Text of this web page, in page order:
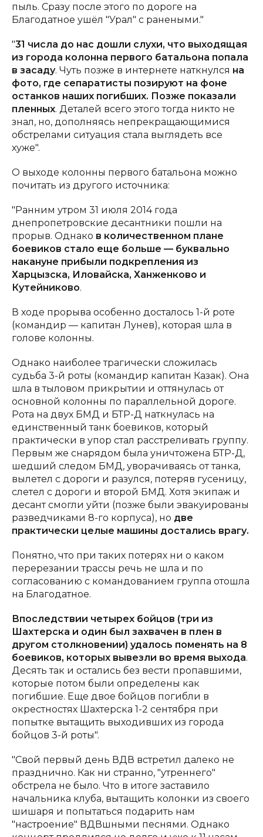
пыль. Сразу после этого по дороге на
Благодатное ушёл "Урал" с ранеными."
"31 числа до нас дошли слухи, что выходящая
из города колонна первого батальона попала
в засаду. Чуть позже в интернете наткнулся на
фото, где сепаратисты позируют на фоне
останков наших погибших. Позже показали
пленных. Деталей всего этого тогда никто не
знал, но, дополняясь непрекращающимися
обстрелами ситуация стала выглядеть все
хуже".
О выходе колонны первого батальона можно
почитать из другого источника:
"Ранним утром 31 июля 2014 года
днепропетровские десантники пошли на
прорыв. Однако в количественном плане
боевиков стало еще больше — буквально
накануне прибыли подкрепления из
Харцызска, Иловайска, Ханженково и
Кутейниково.
В ходе прорыва особенно досталось 1-й роте
(командир — капитан Лунев), которая шла в
голове колонны.
Однако наиболее трагически сложилась
судьба 3-й роты (командир капитан Казак). Она
шла в тыловом прикрытии и оттянулась от
основной колонны по параллельной дороге.
Рота на двух БМД и БТР-Д наткнулась на
единственный танк боевиков, который
практически в упор стал расстреливать группу.
Первым же снарядом была уничтожена БТР-Д,
шедший следом БМД, уворачиваясь от танка,
вылетел с дороги и разулся, потеряв гусеницу,
слетел с дороги и второй БМД. Хотя экипаж и
десант смогли уйти (позже были эвакуированы
разведчиками 8-го корпуса), но две
практически целые машины достались врагу.
Понятно, что при таких потерях ни о каком
перерезании трассы речь не шла и по
согласованию с командованием группа отошла
на Благодатное.
Впоследствии четырех бойцов (три из
Шахтерска и один был захвачен в плен в
другом столкновении) удалось поменять на 8
боевиков, которых вывезли во время выхода.
Десять так и остались без вести пропавшими,
которые потом были определены как
погибшие. Еще двое бойцов погибли в
окрестностях Шахтерска 1-2 сентября при
попытке вытащить выходивших из города
бойцов 3-й роты".
"Свой первый день ВДВ встретил далеко не
празднично. Как ни странно, "утреннего"
обстрела не было. Что в итоге заставило
начальника клуба, вытащить колонки из своего
шишаря и попытаться подарить нам
"настроение" ВДВшными песнями. Однако